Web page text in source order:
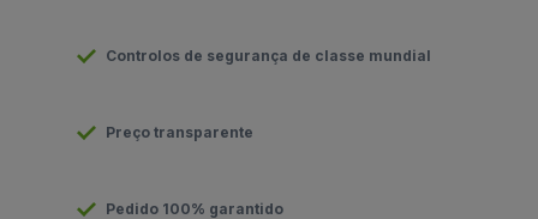
Controlos de segurança de classe mundial
Preço transparente
Pedido 100% garantido